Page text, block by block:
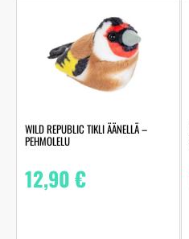
WILD REPUBLIC TIKLI ÄÄNELLÄ –
PEHMOLELU
12,90€